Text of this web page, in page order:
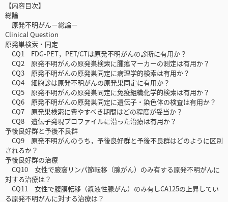
【内容目次】
総論
原発不明がん－総論－
Clinical Question
原発巣検索・同定
CQ1 FDG-PET，PET/CTは原発不明がんの診断に有用か？
CQ2 原発不明がんの原発巣検索に腫瘍マーカーの測定は有用か？
CQ3 原発不明がんの原発巣同定に病理学的検索は有用か？
CQ4 細胞診は原発不明がんの原発巣同定に有用か？
CQ5 原発不明がんの原発巣同定に免疫組織化学的検索は有用か？
CQ6 原発不明がんの原発巣同定に遺伝子・染色体の検査は有用か？
CQ7 原発巣検索に費やすべき期間はどの程度が妥当か？
CQ8 遺伝子発現プロファイルに沿った治療は有用か？
予後良好群と予後不良群
CQ9 原発不明がんのうち，予後良好群と予後不良群はどのように区別
されるか？
予後良好群の治療
CQ10 女性で腋窩リンパ節転移（腺がん）のみ有する原発不明がんに
対する治療は？
CQ11 女性で腹膜転移（漿液性腺がん）のみ有しCA125の上昇してい
る原発不明がんに対する治療は？